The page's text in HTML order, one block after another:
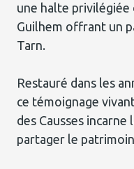
une halte privilégiée
Guilhem offrant un
Tarn.
Restauré dans les
ce témoignage
des Causses
partager le